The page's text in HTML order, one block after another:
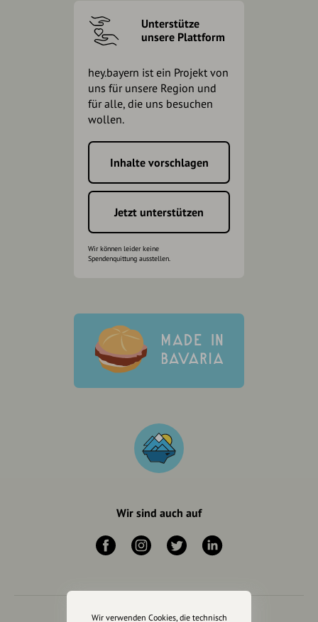
Unterstütze
unsere Plattform
hey.bayern ist ein Projekt von
uns für unsere Region und
für alle, die uns besuchen
wollen.
Inhalte vorschlagen
Jetzt unterstützen
Wir können leider keine
Spendenquittung ausstellen.
Wir sind auch auf
Wir verwenden Cookies, die technisch